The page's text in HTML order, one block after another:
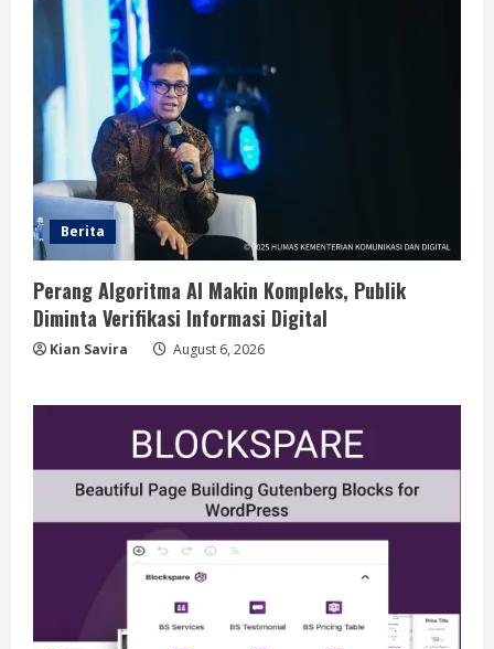
Berita
Perang Algoritma AI Makin Kompleks, Publik
Diminta Verifikasi Informasi Digital
Kian Savira August 6, 2026